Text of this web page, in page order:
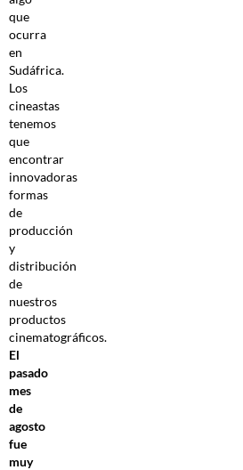
que
ocurra
en
Sudáfrica.
Los
cineastas
tenemos
que
encontrar
innovadoras
formas
de
producción
y
distribución
de
nuestros
productos
cinematográficos.
El
pasado
mes
de
agosto
fue
muy